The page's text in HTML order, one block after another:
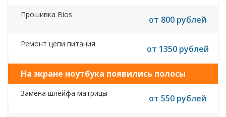
Прошивка Bios от 800 рублей
Ремонт цепи питания от 1350 рублей
На экране ноутбука появились полосы
Замена шлейфа матрицы от 550 рублей